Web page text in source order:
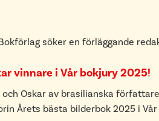
söker en förläggande
vinnare i Vår bokjury 2025!
och Oskar av brasilianska
Årets bästa bilderbok 2025 i Vår